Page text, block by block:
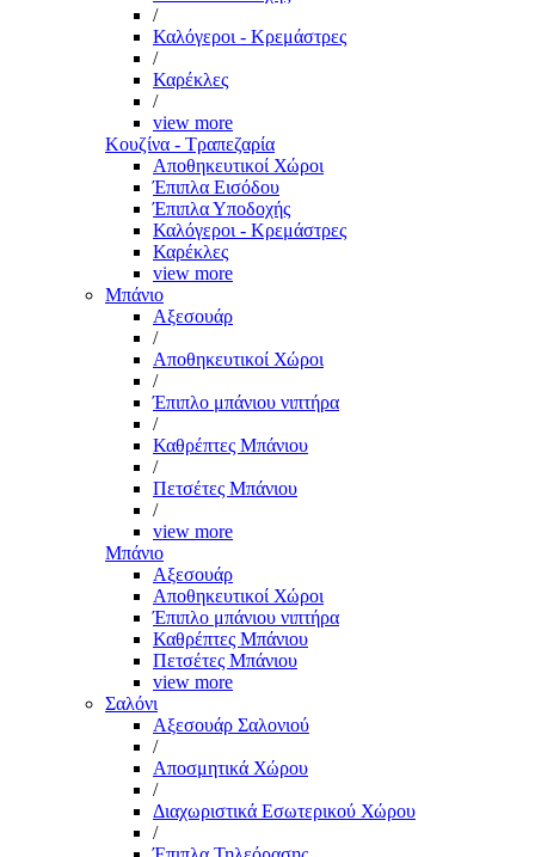
/
Καλόγεροι - Κρεμάστρες
/
Καρέκλες
/
view more
Κουζίνα - Τραπεζαρία
Αποθηκευτικοί Χώροι
Έπιπλα Εισόδου
Έπιπλα Υποδοχής
Καλόγεροι - Κρεμάστρες
Καρέκλες
view more
Μπάνιο
Αξεσουάρ
/
Αποθηκευτικοί Χώροι
/
Έπιπλο μπάνιου νιπτήρα
/
Καθρέπτες Μπάνιου
/
Πετσέτες Μπάνιου
/
view more
Μπάνιο
Αξεσουάρ
Αποθηκευτικοί Χώροι
Έπιπλο μπάνιου νιπτήρα
Καθρέπτες Μπάνιου
Πετσέτες Μπάνιου
view more
Σαλόνι
Αξεσουάρ Σαλονιού
/
Αποσμητικά Χώρου
/
Διαχωριστικά Εσωτερικού Χώρου
/